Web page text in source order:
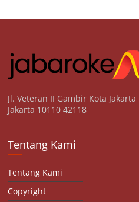
Jl. Veteran II Gambir Kota
Jakarta 10110 42118
Tentang Kami
Tentang Kami
Copyright